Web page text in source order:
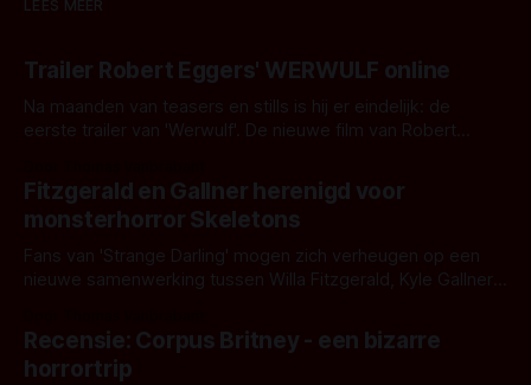
LEES MEER
Trailer Robert Eggers' WERWULF online
Na maanden van teasers en stills is hij er eindelijk: de
eerste trailer van 'Werwulf'. De nieuwe film van Robert
kille stijl vol folklore en mythe. Het topic deze keer is (kon
het het al raden?)... de weerwolf. Kijk je mee?
Fitzgerald en Gallner herenigd voor
monsterhorror Skeletons
Fans van 'Strange Darling' mogen zich verheugen op een
nieuwe samenwerking tussen Willa Fitzgerald, Kyle Gallner
'Skeletons', een nieuwe creature feature waarvoor de
opnames zijn gestart in Australië.
Recensie: Corpus Britney - een bizarre
horrortrip